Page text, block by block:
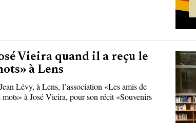
Vieira quand il a reçu le
à Lens
Lévy, à Lens, l’association «Les amis de
à José Vieira, pour son récit «Souvenirs